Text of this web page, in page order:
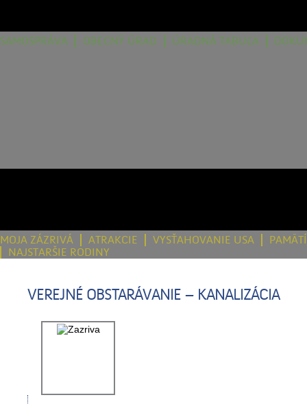
SAMOSPRÁVA OBECNÝ ÚRAD ÚRADNÁ TABUĽA
MOJA ZÁZRIVÁ ATRAKCIE VYSŤAHOVANIE USA
NAJSTARŠIE RODINY
VEREJNÉ OBSTARÁVANIE – KANALIZÁCIA